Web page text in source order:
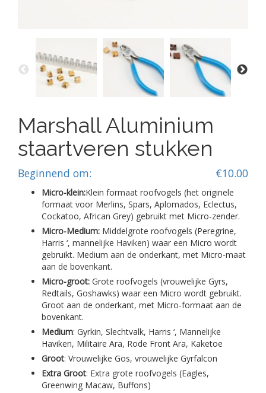
Marshall Aluminium
staartveren stukken
Beginnend om: €10.00
Micro-klein:Klein formaat roofvogels (het originele
formaat voor Merlins, Spars, Aplomados, Eclectus,
Cockatoo, African Grey) gebruikt met Micro-zender.
Micro-Medium: Middelgrote roofvogels (Peregrine,
Harris ‘, mannelijke Haviken) waar een Micro wordt
gebruikt. Medium aan de onderkant, met Micro-maat
aan de bovenkant.
Micro-groot: Grote roofvogels (vrouwelijke Gyrs,
Redtails, Goshawks) waar een Micro wordt gebruikt.
Groot aan de onderkant, met Micro-formaat aan de
bovenkant.
Medium: Gyrkin, Slechtvalk, Harris ‘, Mannelijke
Haviken, Militaire Ara, Rode Front Ara, Kaketoe
Groot: Vrouwelijke Gos, vrouwelijke Gyrfalcon
Extra Groot: Extra grote roofvogels (Eagles,
Greenwing Macaw, Buffons)